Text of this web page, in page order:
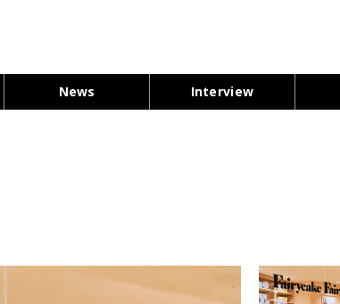
News Interview